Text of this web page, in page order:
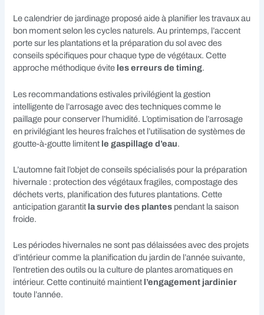
Le calendrier de jardinage proposé aide à planifier les travaux au
bon moment selon les cycles naturels. Au printemps, l’accent
porte sur les plantations et la préparation du sol avec des
conseils spécifiques pour chaque type de végétaux. Cette
approche méthodique évite les erreurs de timing.
Les recommandations estivales privilégient la gestion
intelligente de l’arrosage avec des techniques comme le
paillage pour conserver l’humidité. L’optimisation de l’arrosage
en privilégiant les heures fraîches et l’utilisation de systèmes de
goutte-à-goutte limitent le gaspillage d’eau.
L’automne fait l’objet de conseils spécialisés pour la préparation
hivernale : protection des végétaux fragiles, compostage des
déchets verts, planification des futures plantations. Cette
anticipation garantit la survie des plantes pendant la saison
froide.
Les périodes hivernales ne sont pas délaissées avec des projets
d’intérieur comme la planification du jardin de l’année suivante,
l’entretien des outils ou la culture de plantes aromatiques en
intérieur. Cette continuité maintient l’engagement jardinier
toute l’année.